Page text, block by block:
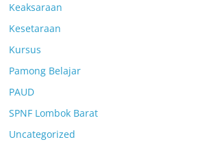
Keaksaraan
Kesetaraan
Kursus
Pamong Belajar
PAUD
SPNF Lombok Barat
Uncategorized